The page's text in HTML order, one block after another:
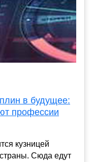
в будущее:
профессии
кузницей
Сюда едут